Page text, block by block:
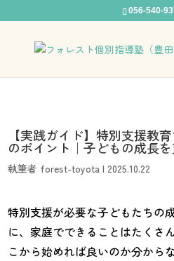
056-540-
【実践ガイド】特別支援教
のポイント｜子どもの成長
執筆者 forest-toyota |2025.10.22
特別支援が必要な子どもたちの
に、家庭でできることはたくさ
こから始めれば良いのか分から